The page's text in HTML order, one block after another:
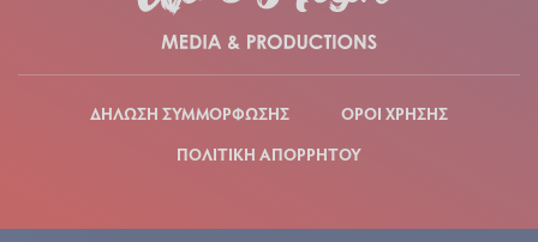
ΔΗΛΩΣΗ ΣΥΜΜΟΡΦΩΣΗΣ
ΟΡΟΙ ΧΡΗΣΗΣ
ΠΟΛΙΤΙΚΗ ΑΠΟΡΡΗΤΟΥ